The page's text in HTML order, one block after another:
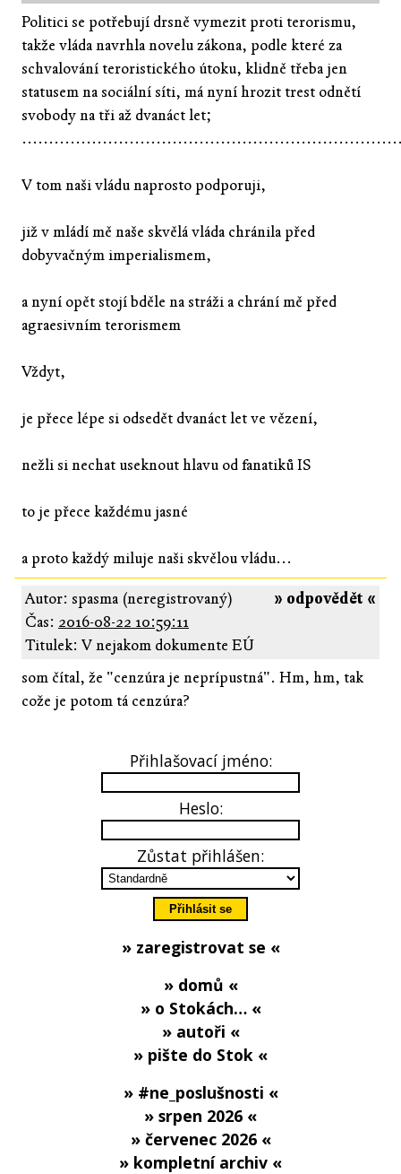
Politici se potřebují drsně vymezit proti terorismu,
takže vláda navrhla novelu zákona, podle které za
schvalování teroristického útoku, klidně třeba jen
statusem na sociální síti, má nyní hrozit trest odnětí
svobody na tři až dvanáct let;
V tom naši vládu naprosto podporuji,
již v mládí mě naše skvělá vláda chránila před
dobyvačným imperialismem,
a nyní opět stojí bděle na stráži a chrání mě před
agraesivním terorismem
Vždyt,
je přece lépe si odsedět dvanáct let ve vězení,
nežli si nechat useknout hlavu od fanatiků IS
to je přece každému jasné
a proto každý miluje naši skvělou vládu...
» odpovědět «
Autor: spasma (neregistrovaný)
Čas: 2016-08-22 10:59:11
Titulek: V nejakom dokumente EÚ
som čítal, že "cenzúra je neprípustná". Hm, hm, tak
cože je potom tá cenzúra?
Přihlašovací jméno:
Heslo:
Zůstat přihlášen:
» zaregistrovat se «
» domů «
» o Stokách… «
» autoři «
» pište do Stok «
» #ne_poslušnosti «
» srpen 2026 «
» červenec 2026 «
» kompletní archiv «